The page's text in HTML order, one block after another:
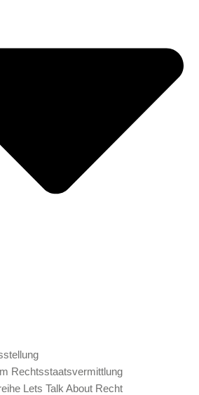
Rechtsstaatsvermittlung
Lets Talk About Recht